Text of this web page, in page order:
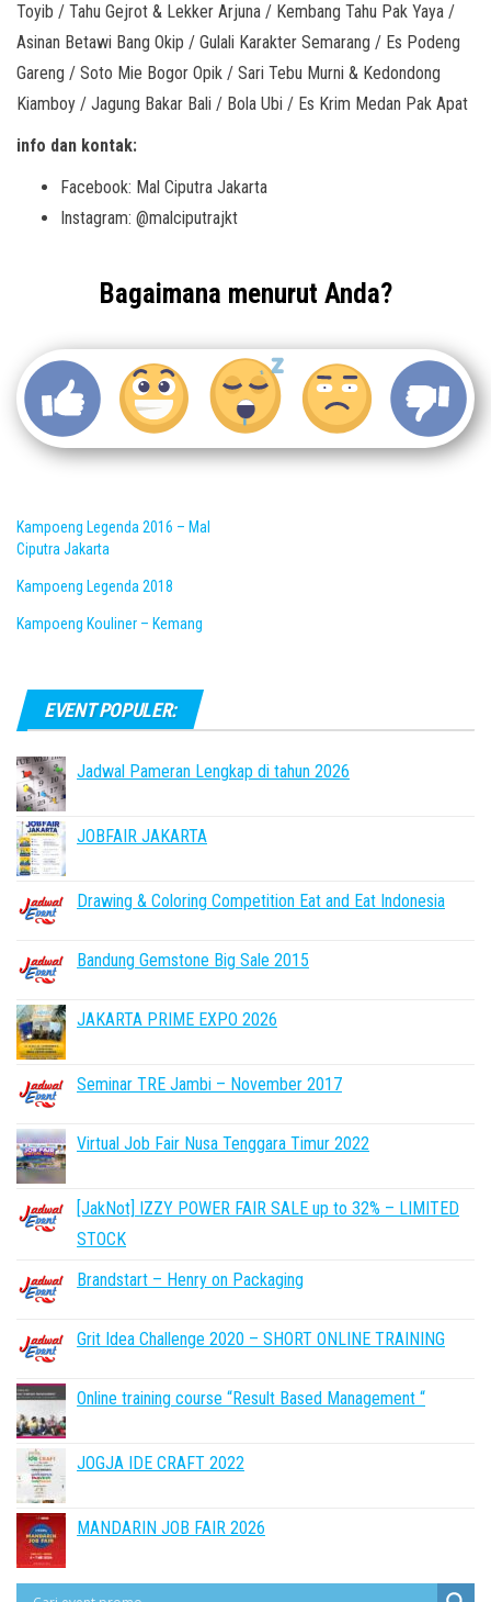
Toyib / Tahu Gejrot & Lekker Arjuna / Kembang Tahu Pak Yaya /
Asinan Betawi Bang Okip / Gulali Karakter Semarang / Es Podeng
Gareng / Soto Mie Bogor Opik / Sari Tebu Murni & Kedondong
Kiamboy / Jagung Bakar Bali / Bola Ubi / Es Krim Medan Pak Apat
info dan kontak:
Facebook: Mal Ciputra Jakarta
Instagram: @malciputrajkt
Bagaimana menurut Anda?
Kampoeng Legenda 2016 – Mal
Ciputra Jakarta
Kampoeng Legenda 2018
Kampoeng Kouliner – Kemang
EVENT POPULER:
Jadwal Pameran Lengkap di tahun 2026
JOBFAIR JAKARTA
Drawing & Coloring Competition Eat and Eat Indonesia
Bandung Gemstone Big Sale 2015
JAKARTA PRIME EXPO 2026
Seminar TRE Jambi – November 2017
Virtual Job Fair Nusa Tenggara Timur 2022
[JakNot] IZZY POWER FAIR SALE up to 32% – LIMITED
STOCK
Brandstart – Henry on Packaging
Grit Idea Challenge 2020 – SHORT ONLINE TRAINING
Online training course “Result Based Management “
JOGJA IDE CRAFT 2022
MANDARIN JOB FAIR 2026